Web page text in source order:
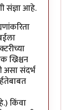
पैसा
संज्ञा आहे.
ख्रिश्चन
असा संदर्भ
किंवा